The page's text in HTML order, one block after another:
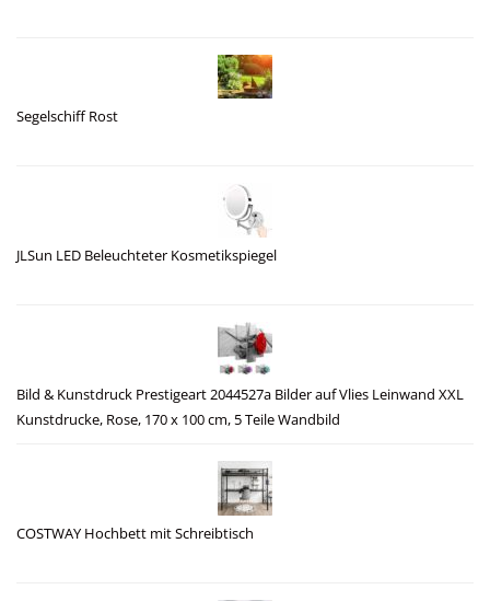
Segelschiff Rost
JLSun LED Beleuchteter Kosmetikspiegel
Bild & Kunstdruck Prestigeart 2044527a Bilder auf Vlies Leinwand XXL
Kunstdrucke, Rose, 170 x 100 cm, 5 Teile Wandbild
COSTWAY Hochbett mit Schreibtisch